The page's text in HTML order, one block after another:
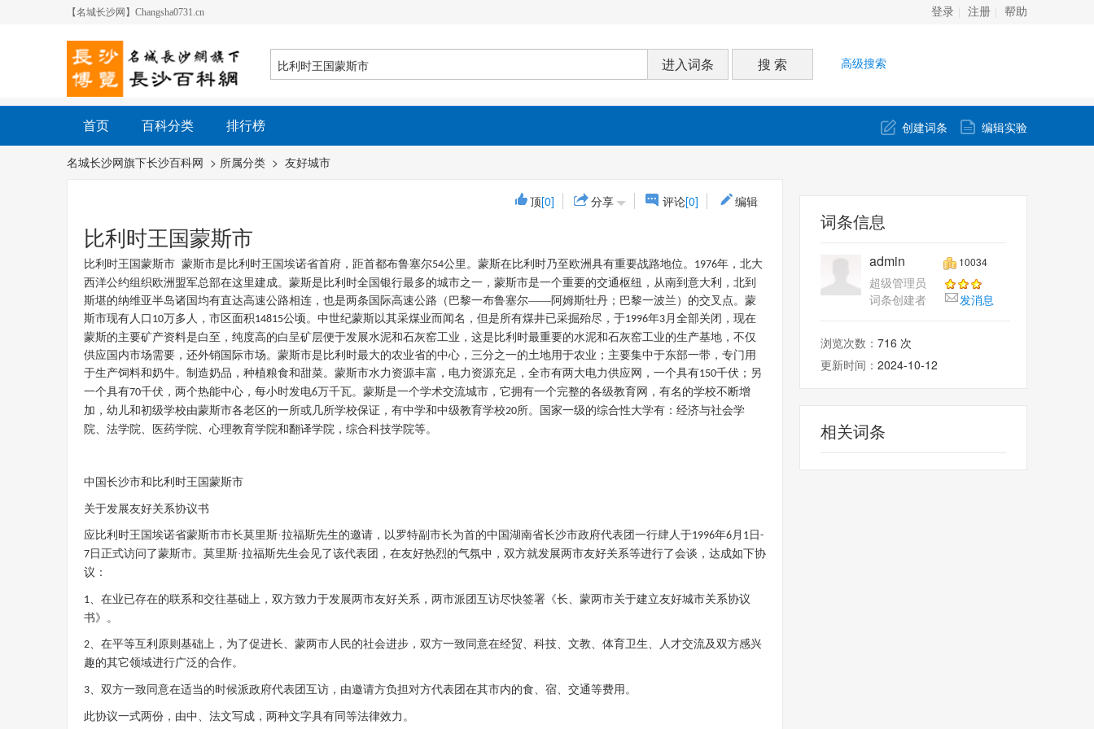
【名城长沙网】Changsha0731.cn 登录 注册 帮助
高级搜索
首页 百科分类 排行榜 创建词条 编辑实验
名城长沙网旗下长沙百科网 > 所属分类 > 友好城市
顶[0] 分享 评论[0] 编辑
比利时王国蒙斯市
比利时王国蒙斯市 蒙斯市是比利时王国埃诺省首府，距首都布鲁塞尔54公里。蒙斯在比利时乃至欧洲具有重要战路地位。 1976年，北大
西洋公约组织欧洲盟军总部在这里建成。蒙斯是比利时全国银行最多的城市之一，蒙斯市是一个重要的交通枢纽，从南到意大利，北到
斯堪的纳维亚半岛诸国均有直达高速公路相连，也是两条国际高速公路（巴黎一布鲁塞尔——阿姆斯牡丹；巴黎一波兰）的交叉点。蒙
斯市现有人口 10万多人，市区面积14815公顷。中世纪蒙斯以其采煤业而闻名，但是所有煤井已采掘殆尽，于1996年3月全部关闭，现在
蒙斯的主要矿产资料是白至，纯度高的白呈矿层便于发展水泥和石灰窑工业，这是比利时最重要的水泥和石灰窑工业的生产基地，不仅
供应国内市场需要，还外销国际市场。蒙斯市是比利时最大的农业省的中心，三分之一的土地用于农业；主要集中于东部一带，专门用
于生产饲料和奶牛。制造奶品，种植粮食和甜菜。蒙斯市水力资源丰富，电力资源充足，全市有两大电力供应网，一个具有150千伏；另
一个具有70千伏，两个热能中心，每小时发电6万千瓦。蒙斯是一个学术交流城市，它拥有一个完整的各级教育网，有名的学校不断增
加，幼儿和初级学校由蒙斯市各老区的一所或几所学校保证，有中学和中级教育学校20所。国家一级的综合性大学有：经济与社会学
院、法学院、医药学院、心理教育学院和翻译学院，综合科技学院等。
中国长沙市和比利时王国蒙斯市
关于发展友好关系协议书
应比利时王国埃诺省蒙斯市市长莫里斯·拉福斯先生的邀请，以罗特副市长为首的中国湖南省长沙市政府代表团一行肆人于1996年6月 1 日 -
7 日正式访问了蒙斯市。莫里斯·拉福斯先生会见了该代表团，在友好热烈的气氛中，双方就发展两市友好关系等进行了会谈，达成如下协
议：
1 、在业已存在的联系和交往基础上，双方致力于发展两市友好关系，两市派团互访尽快签署《长、蒙两市关于建立友好城市关系协议
书》。
2、在平等互利原则基础上，为了促进长、蒙两市人民的社会进步，双方一致同意在经贸、科技、文教、体育卫生、人才交流及双方感兴
趣的其它领域进行广泛的合作。
3 、双方一致同意在适当的时候派政府代表团互访，由邀请方负担对方代表团在其市内的食、宿、交通等费用。
此协议一式两份，由中、法文写成，两种文字具有同等法律效力。
词条信息
admin 10034
超级管理员
词条创建者
发消息
浏览次数： 716 次
更新时间： 2024-10-12
相关词条